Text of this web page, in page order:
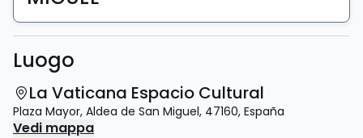
Luogo
La Vaticana Espacio Cultural
Plaza Mayor, Aldea de San Miguel, 47160, España
Vedi mappa